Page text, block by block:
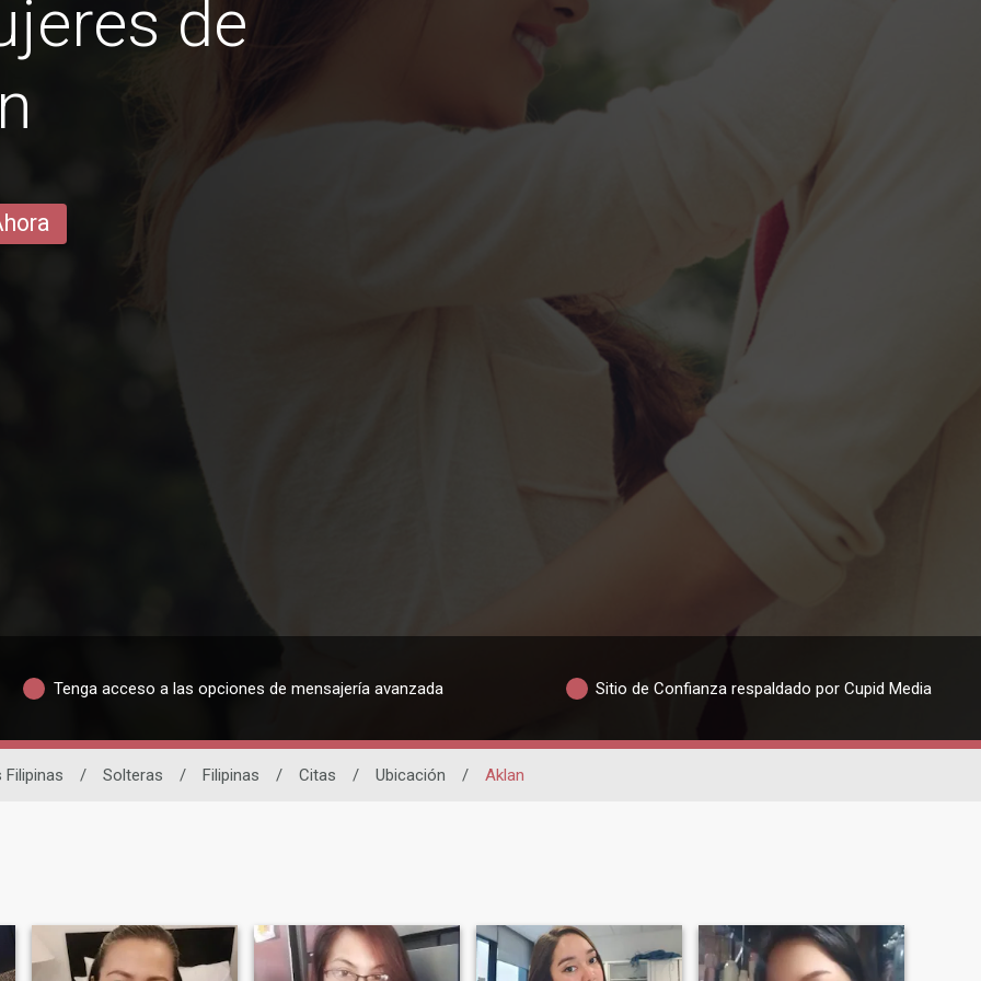
de
Tenga acceso a las opciones de mensajería avanzada Sitio de Confianza respaldado por Cupid Media
Filipinas / Solteras / Filipinas / Citas / Ubicación / Aklan